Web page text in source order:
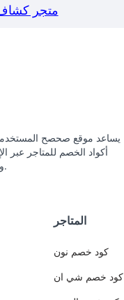
متجر كشاف
يساعد موقع صحصح
أكواد الخصم للمتاجر عبر
والتي يتم تحديثها باستمرار.
المتاجر
كود خصم نون
كود خصم شي ان